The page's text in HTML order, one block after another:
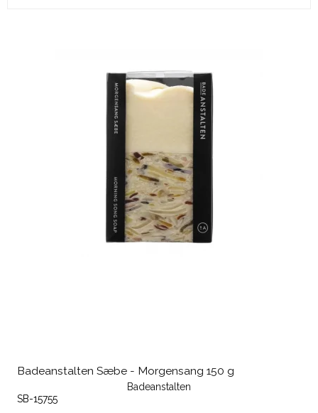
Badeanstalten Sæbe - Morgensang 150 g
Badeanstalten
SB-15755